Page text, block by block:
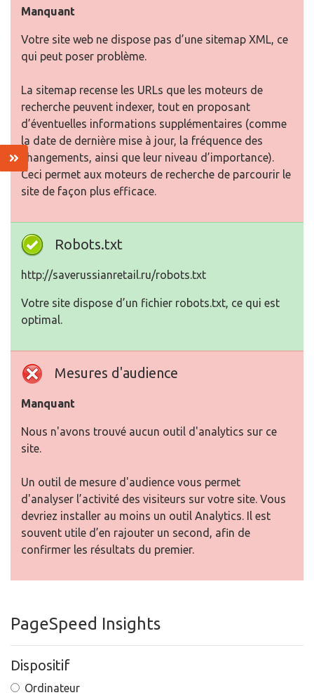
Manquant
Votre site web ne dispose pas d’une sitemap XML, ce
qui peut poser problème.
La sitemap recense les URLs que les moteurs de
recherche peuvent indexer, tout en proposant
d’éventuelles informations supplémentaires (comme
la date de dernière mise à jour, la fréquence des
changements, ainsi que leur niveau d’importance).
Ceci permet aux moteurs de recherche de parcourir le
site de façon plus efficace.
Robots.txt
http://saverussianretail.ru/robots.txt
Votre site dispose d’un fichier robots.txt, ce qui est
optimal.
Mesures d'audience
Manquant
Nous n'avons trouvé aucun outil d'analytics sur ce
site.
Un outil de mesure d'audience vous permet
d'analyser l’activité des visiteurs sur votre site. Vous
devriez installer au moins un outil Analytics. Il est
souvent utile d’en rajouter un second, afin de
confirmer les résultats du premier.
PageSpeed Insights
Dispositif
Ordinateur